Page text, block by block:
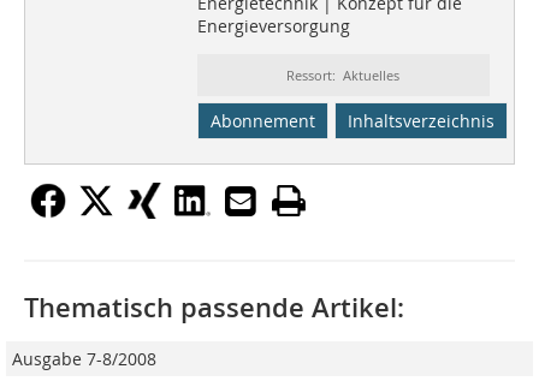
Energieversorgung
Ressort: Aktuelles
Abonnement Inhaltsverzeichnis
Thematisch passende Artikel:
Ausgabe 7-8/2008